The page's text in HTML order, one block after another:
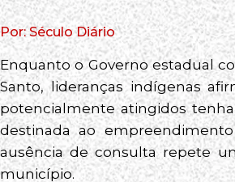
Por: Século Diário
Enquanto o Governo estadual
Santo, lideranças indígenas
potencialmente atingidos
destinada ao
ausência de consulta repete
município.